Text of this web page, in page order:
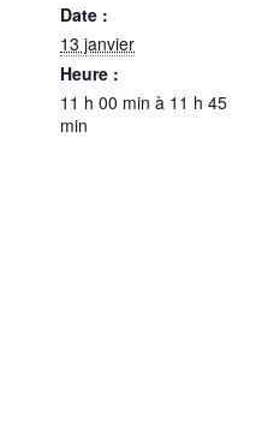
Date :
13 janvier
Heure :
11 h 00 min à 11 h 45
min